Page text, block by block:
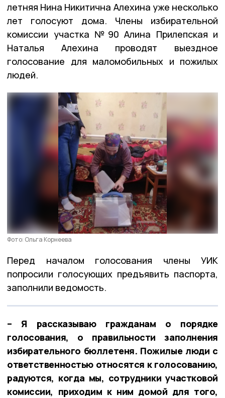
летняя Нина Никитична Алехина уже несколько
лет голосуют дома. Члены избирательной
комиссии участка №90 Алина Прилепская и
Наталья Алехина проводят выездное
голосование для маломобильных и пожилых
людей.
Фото: Ольга Корнеева
Перед началом голосования члены УИК
попросили голосующих предъявить паспорта,
заполнили ведомость.
– Я рассказываю гражданам о порядке
голосования, о правильности заполнения
избирательного бюллетеня. Пожилые люди с
ответственностью относятся к голосованию,
радуются, когда мы, сотрудники участковой
комиссии, приходим к ним домой для того,